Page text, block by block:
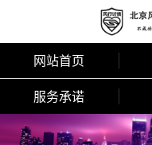
网站首页
服务承诺